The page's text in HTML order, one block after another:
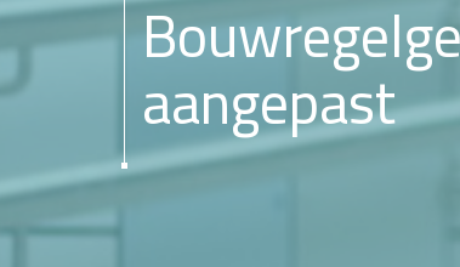
aangepast